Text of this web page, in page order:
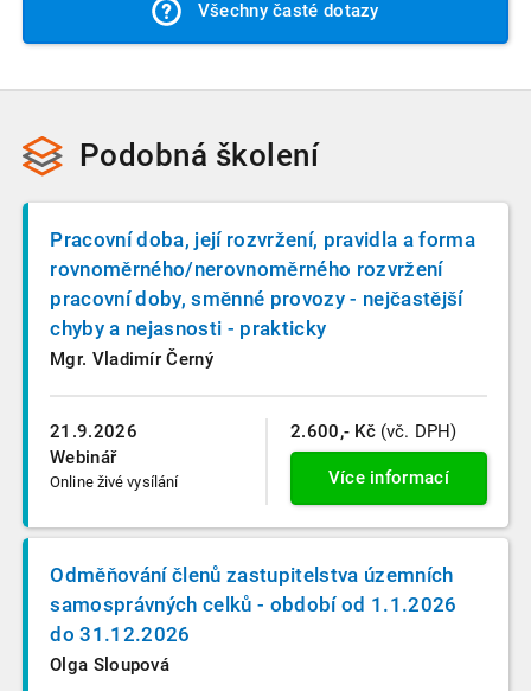
k videu je automatizovaně zneplatněn. Vždy nás můžete
samozřejmě kontaktovat a situaci spolu prověříme.
o jeho absolvování, které si můžete uložit do počítače nebo
vytisknout.
Všechny časté dotazy
Podobná školení
21.9.2026
Webinář
Online živé vysílání
Pracovní doba, její rozvržení, pravidla a forma
rovnoměrného/nerovnoměrného rozvržení
pracovní doby, směnné provozy - nejčastější
chyby a nejasnosti - prakticky
Mgr. Vladimír Černý
2.600,- Kč (vč. DPH)
Více informací
Odměňování členů zastupitelstva územních
samosprávných celků - období od 1.1.2026
do 31.12.2026
Olga Sloupová